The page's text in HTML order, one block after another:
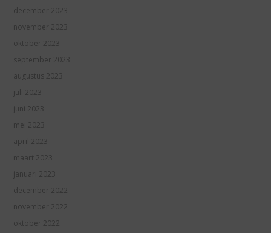
december 2023
november 2023
oktober 2023
september 2023
augustus 2023
juli 2023
juni 2023
mei 2023
april 2023
maart 2023
januari 2023
december 2022
november 2022
oktober 2022